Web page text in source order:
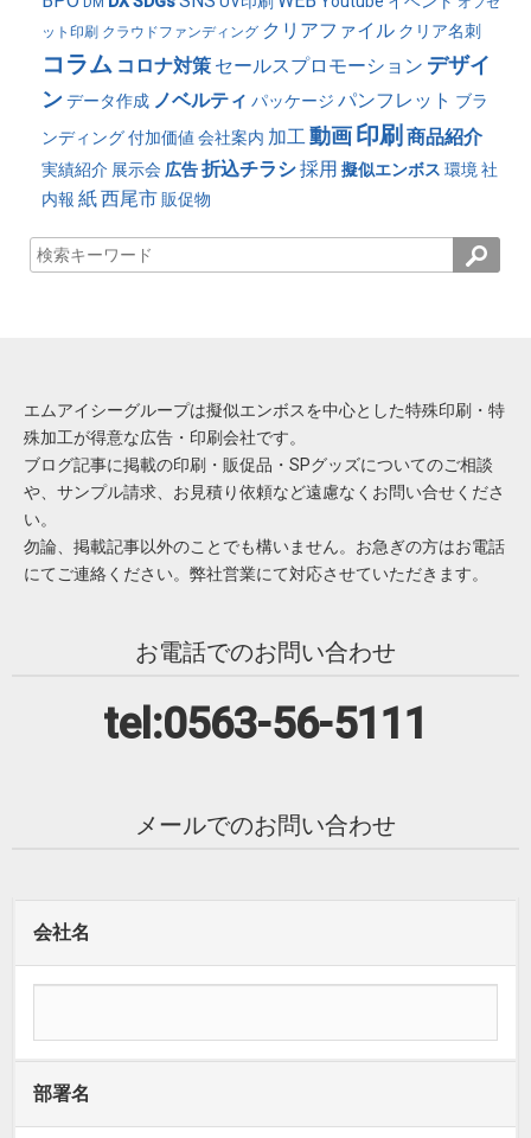
ット印刷 クラウドファンディング クリアファイル クリア名刺
コラム コロナ対策 セールスプロモーション デザイ
ンデータ作成 ノベルティ パッケージ パンフレット ブラ
ンディング付加価値 会社案内 加工動画印刷 商品紹介
実績紹介 展示会 広告折込チラシ採用 擬似エンボス 環境社
内報 紙西尾市販促物
エムアイシーグループは擬似エンボスを中心とした特殊印刷・特
殊加工が得意な広告・印刷会社です。
ブログ記事に掲載の印刷・販促品・SPグッズについてのご相談
や、サンプル請求、お見積り依頼など遠慮なくお問い合せくださ
い。
勿論、掲載記事以外のことでも構いません。お急ぎの方はお電話
にてご連絡ください。弊社営業にて対応させていただきます。
お電話でのお問い合わせ
tel:0563-56-5111
メールでのお問い合わせ
会社名
部署名